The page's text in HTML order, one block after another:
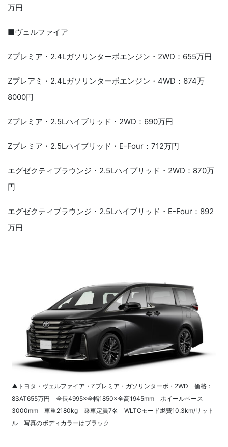
万円
■ヴェルファイア
Zプレミア・2.4Lガソリンターボエンジン・2WD：655万円
Zプレアミ・2.4Lガソリンターボエンジン・4WD：674万
8000円
Zプレミア・2.5Lハイブリッド・2WD：690万円
Zプレミア・2.5Lハイブリッド・E-Four：712万円
エグゼクティブラウンジ・2.5Lハイブリッド・2WD：870万
円
エグゼクティブラウンジ・2.5Lハイブリッド・E-Four：892
万円
▲トヨタ・ヴェルファイア・Zプレミア・ガソリンターボ・2WD 価格：
8SAT655万円 全長4995×全幅1850×全高1945mm ホイールベース
3000mm 車重2180kg 乗車定員7名 WLTCモード燃費10.3km/リット
ル 写真のボディカラーはブラック